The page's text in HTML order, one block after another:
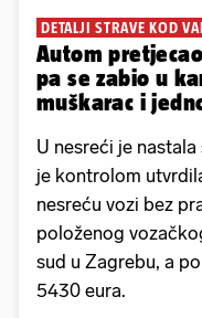
DETALJI STRAVE KOD
Autom
pa se zabio u
muškarac i
U nesreći je
je kontrolom
nesreću vozi bez
položenog
sud u Zagrebu, a
5430 eura.